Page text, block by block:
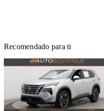
Recomendado para ti